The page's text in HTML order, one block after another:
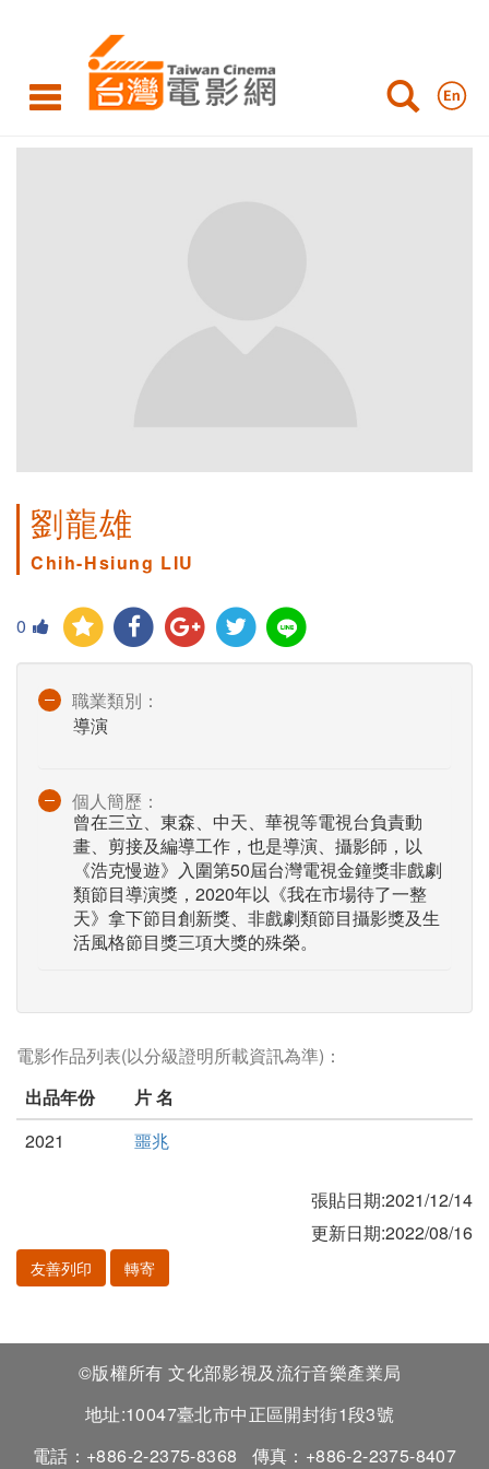
劉龍雄
Chih-Hsiung LIU
0
職業類別：
導演
個人簡歷：
曾在三立、東森、中天、華視等電視台負責動
畫、剪接及編導工作，也是導演、攝影師，以
《浩克慢遊》入圍第50屆台灣電視金鐘獎非戲劇
類節目導演獎，2020年以《我在市場待了一整
天》拿下節目創新獎、非戲劇類節目攝影獎及生
活風格節目獎三項大獎的殊榮。
電影作品列表(以分級證明所載資訊為準)：
出品年份
片 名
2021
噩兆
張貼日期:2021/12/14
更新日期:2022/08/16
友善列印 轉寄
©版權所有 文化部影視及流行音樂產業局
地址:10047臺北市中正區開封街1段3號
電話：+886-2-2375-8368
傳真：+886-2-2375-8407